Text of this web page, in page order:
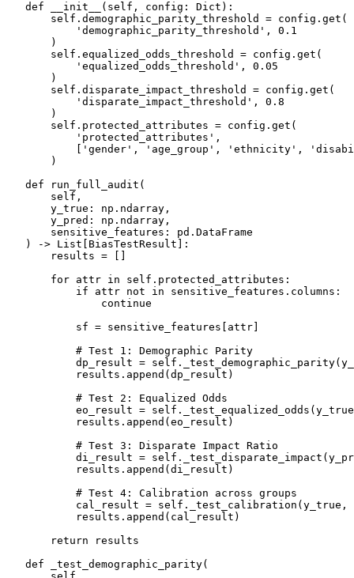
def
__init__ ( self, config: Dict ):
self .demographic_parity_threshold = config.get(
'demographic_parity_threshold' , 0.1
        )
self .equalized_odds_threshold = config.get(
'equalized_odds_threshold' , 0.05
        )
self .disparate_impact_threshold = config.get(
'disparate_impact_threshold' , 0.8
        )
self .protected_attributes = config.get(
'protected_attributes' ,
'gender' , 'age_group' , 'ethnicity' ,
        )
def
run_full_audit (
        self,
        y_true: np.ndarray,
        y_pred: np.ndarray,
        sensitive_features: pd.DataFrame
) -> List [BiasTestResult]:
        results = []
for attr in self .protected_attributes:
if attr not in sensitive_features.columns:
continue
            sf = sensitive_features[attr]
# Test 1: Demographic Parity
            dp_result =
self
            results.append(dp_result)
# Test 2: Equalized Odds
            eo_result =
self
            results.append(eo_result)
# Test 3: Disparate Impact Ratio
            di_result =
self
            results.append(di_result)
# Test 4: Calibration across groups
            cal_result =
self
            results.append(cal_result)
return results
def
_test_demographic_parity(